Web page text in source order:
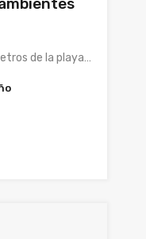
de la playa…